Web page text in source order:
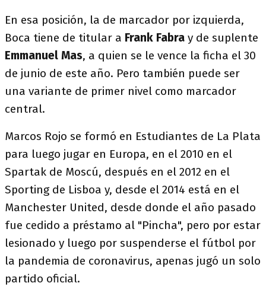
En esa posición, la de marcador por izquierda,
Boca tiene de titular a Frank Fabra y de suplente
Emmanuel Mas, a quien se le vence la ficha el 30
de junio de este año. Pero también puede ser
una variante de primer nivel como marcador
central.
Marcos Rojo se formó en Estudiantes de La Plata
para luego jugar en Europa, en el 2010 en el
Spartak de Moscú, después en el 2012 en el
Sporting de Lisboa y, desde el 2014 está en el
Manchester United, desde donde el año pasado
fue cedido a préstamo al "Pincha", pero por estar
lesionado y luego por suspenderse el fútbol por
la pandemia de coronavirus, apenas jugó un solo
partido oficial.